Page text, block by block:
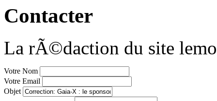
Contacter
La rÃ©daction du site
Votre Nom
Votre Email
Objet